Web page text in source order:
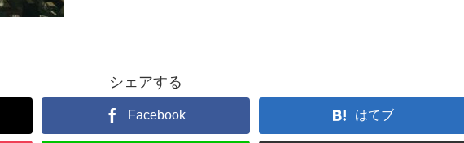
シェアする
Facebook はてブ